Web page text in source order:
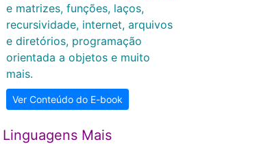
e matrizes, funções, laços,
recursividade, internet, arquivos
e diretórios, programação
orientada a objetos e muito
mais.
Ver Conteúdo do E-book
Linguagens Mais